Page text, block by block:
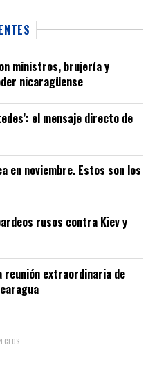
ministros, brujería y
nicaragüense
el mensaje directo de
en noviembre. Estos son los
rusos contra Kiev y
reunión extraordinaria de